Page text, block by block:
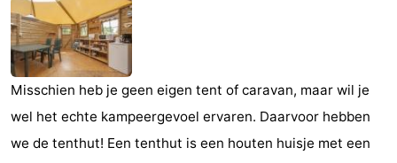
Meersee
Beach
Resort
Nieuwvliet-
Bad
-
De
Meulinge
-
EuroParcs
Cadzand
Hoogduin
-
Misschien heb je geen eigen tent of caravan, maar wil je
wel het echte kampeergevoel ervaren. Daarvoor hebben
we de tenthut! Een tenthut is een houten huisje met een